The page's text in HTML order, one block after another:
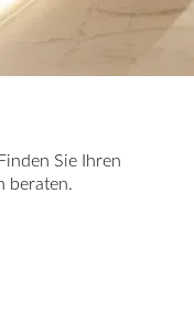
Sie Ihren
beraten.